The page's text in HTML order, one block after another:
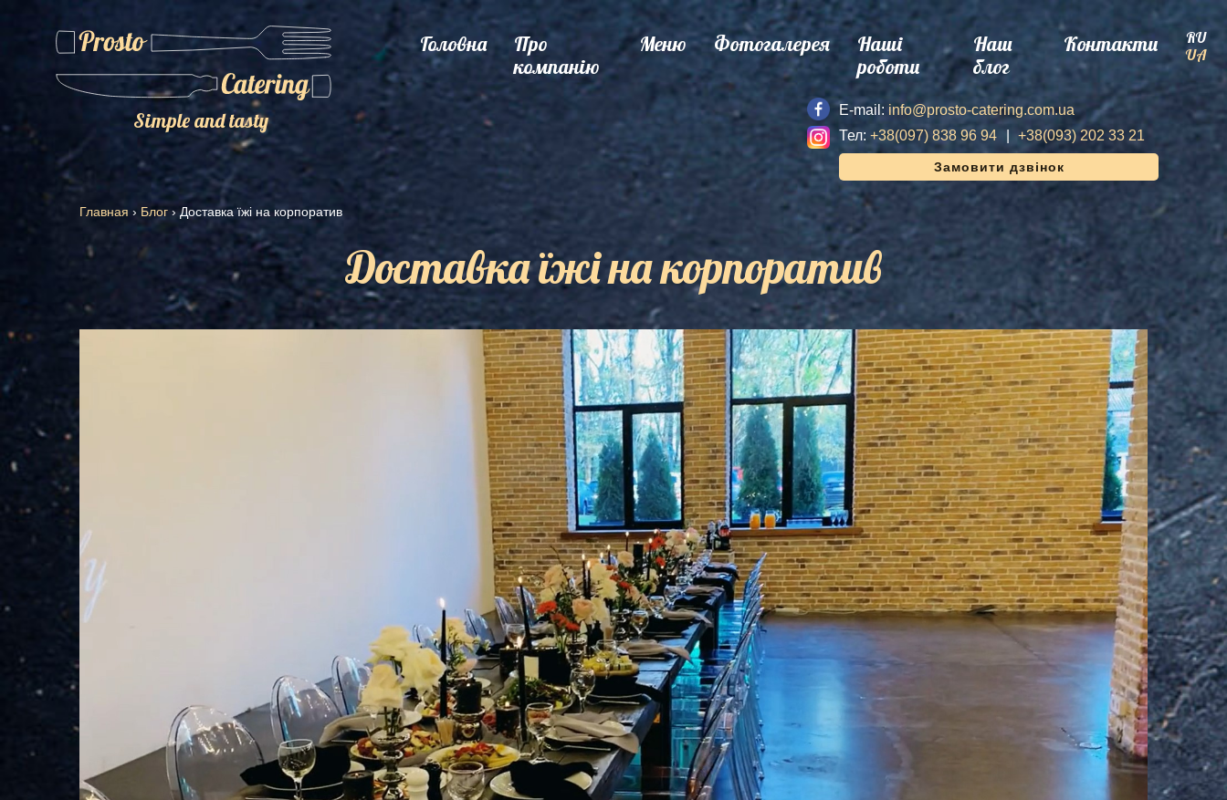
Simple and tasty
Головна
Про
компанію
Меню Фотогалерея
Наші
роботи
Наш
блог
Контакти
RU
UA
E-mail: info@prosto-catering.com.ua
Тел: +38(097) 838 96 94 +38(093) 202 33 21
Замовити дзвінок
Главная › Блог ›Доставка їжі на корпоратив
Доставка їжі на корпоратив